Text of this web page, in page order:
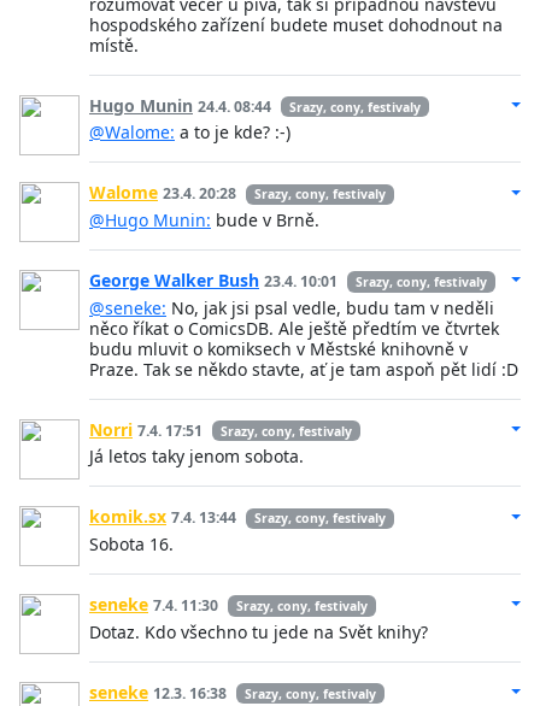
hospodského zařízení budete muset dohodnout na
místě.
Hugo Munin 24.4. 08:44 Srazy, cony, festivaly
@Walome: a to je kde? :-)
Walome 23.4. 20:28 Srazy, cony, festivaly
@Hugo Munin: bude v Brně.
George Walker Bush 23.4. 10:01 Srazy, cony, festivaly
@seneke: No, jak jsi psal vedle, budu tam v neděli
něco říkat o ComicsDB. Ale ještě předtím ve čtvrtek
budu mluvit o komiksech v Městské knihovně v
Praze. Tak se někdo stavte, ať je tam aspoň pět lidí :D
Norri 7.4. 17:51 Srazy, cony, festivaly
Já letos taky jenom sobota.
komik.sx 7.4. 13:44 Srazy, cony, festivaly
Sobota 16.
seneke 7.4. 11:30 Srazy, cony, festivaly
Dotaz. Kdo všechno tu jede na Svět knihy?
seneke 12.3. 16:38 Srazy, cony, festivaly